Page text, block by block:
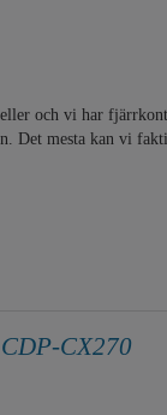
och vi har
Det mesta kan vi
CX270